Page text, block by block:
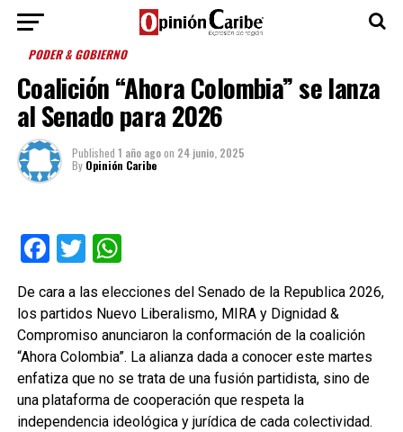
PODER & GOBIERNO
Coalición “Ahora Colombia” se lanza
al Senado para 2026
Published 1 año agoon 24 junio, 2025
By Opinión Caribe
Facebook
TwitterWhatsApp
De cara a las elecciones del Senado de la Republica 2026,
los partidos Nuevo Liberalismo, MIRA y Dignidad &
Compromiso anunciaron la conformación de la coalición
“Ahora Colombia”. La alianza dada a conocer este martes
enfatiza que no se trata de una fusión partidista, sino de
una plataforma de cooperación que respeta la
independencia ideológica y jurídica de cada colectividad.